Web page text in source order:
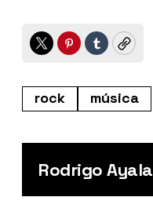
TwitterPinterest
TumblrCopy
rock música
Rodrigo Ayala